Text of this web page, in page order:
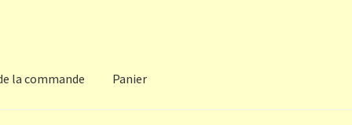
la commande Panier